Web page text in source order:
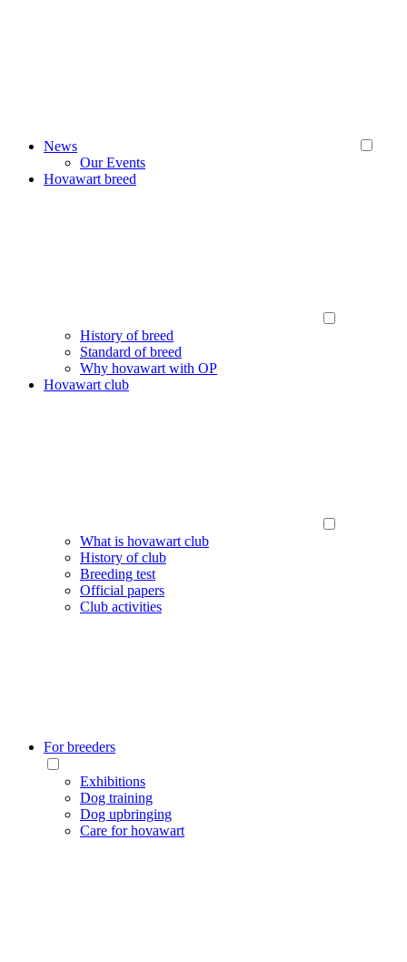
News
Our Events
Hovawart breed
History of breed
Standard of breed
Why hovawart with OP
Hovawart club
What is hovawart club
History of club
Breeding test
Official papers
Club activities
For breeders
Exhibitions
Dog training
Dog upbringing
Care for hovawart